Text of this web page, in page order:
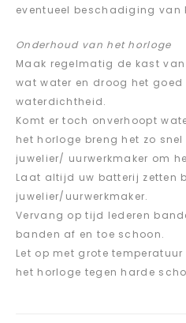
eventueel beschadiging van
Onderhoud van het horloge
Maak regelmatig de kast
wat water en droog het goed
waterdichtheid.
Komt er toch onverhoopt
het horloge breng het zo
juwelier/ uurwerkmaker om
Laat altijd uw batterij zetten
juwelier/uurwerkmaker.
Vervang op tijd lederen
banden af en toe schoon.
Let op met grote
het horloge tegen harde